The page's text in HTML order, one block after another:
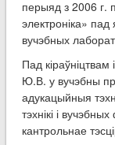
перыяд з 2006 г.
электроніка» пад
вучэбных
Пад
Ю.В. у вучэбны
адукацыйныя
тэхнікі і
кантрольнае